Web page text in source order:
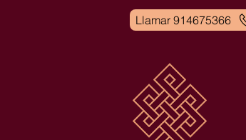
Llamar 914675366